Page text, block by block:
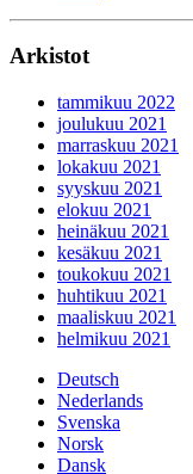
Arkistot
tammikuu 2022
joulukuu 2021
marraskuu 2021
lokakuu 2021
syyskuu 2021
elokuu 2021
heinäkuu 2021
kesäkuu 2021
toukokuu 2021
huhtikuu 2021
maaliskuu 2021
helmikuu 2021
Deutsch
Nederlands
Svenska
Norsk
Dansk